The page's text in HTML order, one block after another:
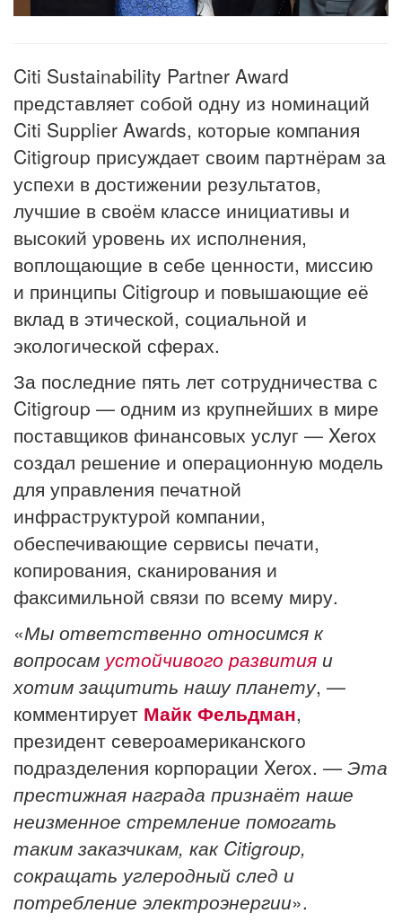
Citi Sustainability Partner Award
представляет собой одну из номинаций
Citi Supplier Awards, которые компания
Citigroup присуждает своим партнёрам за
успехи в достижении результатов,
лучшие в своём классе инициативы и
высокий уровень их исполнения,
воплощающие в себе ценности, миссию
и принципы Citigroup и повышающие её
вклад в этической, социальной и
экологической сферах.
За последние пять лет сотрудничества с
Citigroup — одним из крупнейших в мире
поставщиков финансовых услуг — Xerox
создал решение и операционную модель
для управления печатной
инфраструктурой компании,
обеспечивающие сервисы печати,
копирования, сканирования и
факсимильной связи по всему миру.
«Мы ответственно относимся к
вопросам устойчивого развития и
хотим защитить нашу планету, —
комментирует Майк Фельдман,
президент североамериканского
подразделения корпорации Xerox. — Эта
престижная награда признаёт наше
неизменное стремление помогать
таким заказчикам, как Citigroup,
сокращать углеродный след и
потребление электроэнергии».